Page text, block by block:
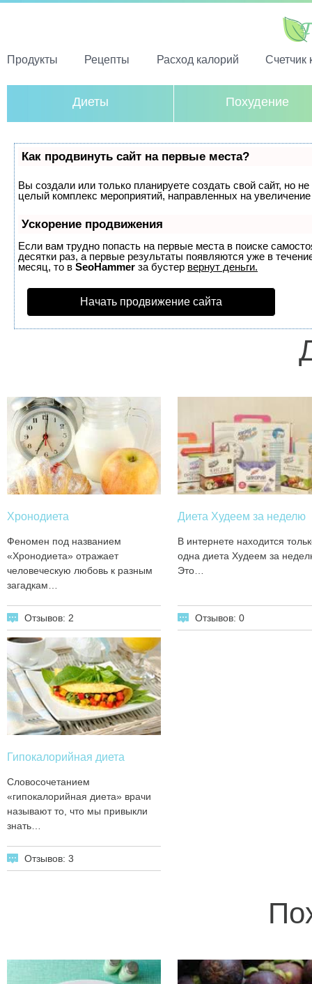
Продукты Рецепты Расход калорий Счетчик
Диеты Похудение
Как продвинуть сайт на первые места?
Вы создали или только планируете создать свой сайт, но
целый комплекс мероприятий, направленных на
Ускорение продвижения
Если вам трудно попасть на первые места в поиске
десятки раз, а первые результаты появляются уже в
месяц, то в SeoHammer за бустер вернут деньги.
Начать продвижение сайта
Хронодиета
Феномен под названием
«Хронодиета» отражает
человеческую любовь к разным
загадкам…
Отзывов: 2
Диета Худеем за неделю
В интернете находится
одна диета Худеем за
Это…
Отзывов: 0
Гипокалорийная диета
Словосочетанием
«гипокалорийная диета» врачи
называют то, что мы привыкли
знать…
Отзывов: 3